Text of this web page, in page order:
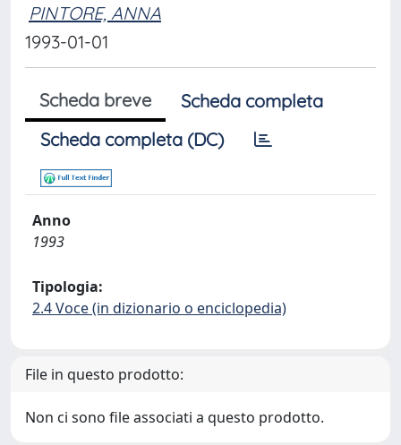
PINTORE, ANNA
1993-01-01
Scheda breve
Scheda completa
Scheda completa (DC)
Anno
1993
Tipologia:
2.4 Voce (in dizionario o enciclopedia)
File in questo prodotto:
Non ci sono file associati a questo prodotto.